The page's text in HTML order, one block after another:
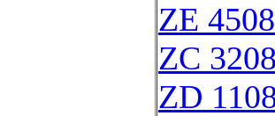
ZE
ZC
ZD